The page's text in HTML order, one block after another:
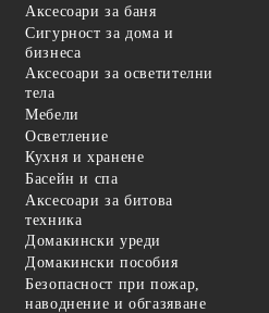
Аксесоари за баня
Сигурност за дома и
бизнеса
Аксесоари за осветителни
тела
Мебели
Осветление
Кухня и хранене
Басейн и спа
Аксесоари за битова
техника
Домакински уреди
Домакински пособия
Безопасност при пожар,
наводнение и обгазяване